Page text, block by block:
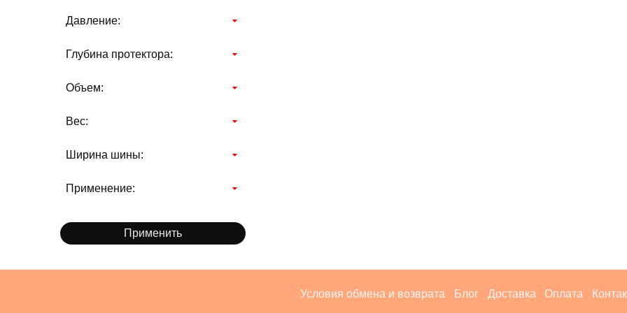
Давление:
Глубина протектора:
Объем:
Вес:
Ширина шины:
Применение:
Применить
Условия обмена и возврата Блог Доставка Оплата